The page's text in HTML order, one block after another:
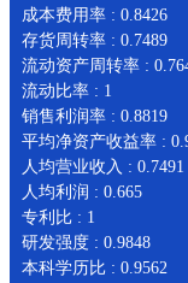
成本费用率 : 0.8426
存货周转率 : 0.7489
流动资产周转率 :
流动比率 : 1
销售利润率 : 0.8819
平均净资产收益率 :
人均营业收入 : 0.7491
人均利润 : 0.665
专利比 : 1
研发强度 : 0.9848
本科学历比 : 0.9562